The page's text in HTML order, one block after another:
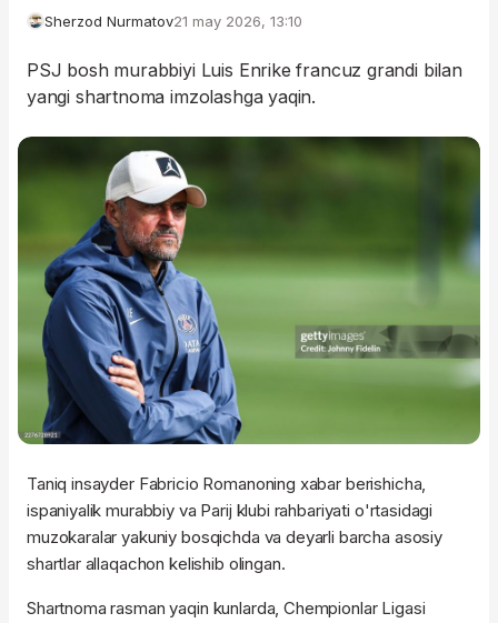
Sherzod Nurmatov21 may 2026, 13:10
PSJ bosh murabbiyi Luis Enrike francuz grandi bilan
yangi shartnoma imzolashga yaqin.
Taniq insayder Fabricio Romanoning xabar berishicha,
ispaniyalik murabbiy va Parij klubi rahbariyati o'rtasidagi
muzokaralar yakuniy bosqichda va deyarli barcha asosiy
shartlar allaqachon kelishib olingan.
Shartnoma rasman yaqin kunlarda, Chempionlar Ligasi